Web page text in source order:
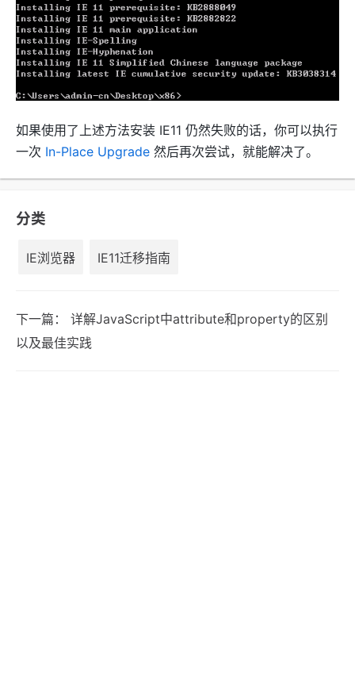
如果使用了上述方法安装 IE11 仍然失败的话，你可以执行
一次 In-Place Upgrade 然后再次尝试，就能解决了。
分类
IE浏览器 IE11迁移指南
下一篇：
详解JavaScript中attribute和property的区别
以及最佳实践